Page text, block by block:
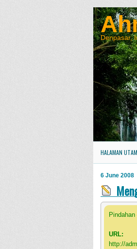
Denpasar,
HALAMAN
6 June 2008
URL:
http://